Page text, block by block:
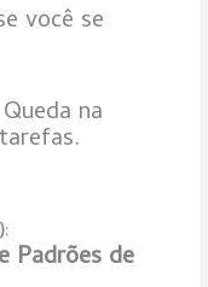
você se
na
Padrões de